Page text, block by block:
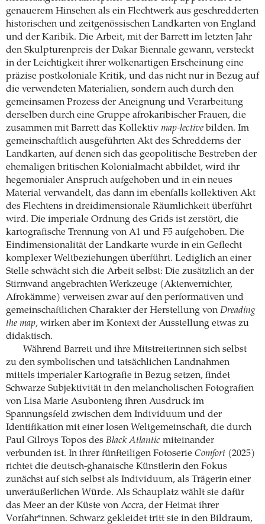
genauerem Hinsehen als ein Flechtwerk aus geschredderten
historischen und zeitgenössischen Landkarten von England
und der Karibik. Die Arbeit, mit der Barrett im letzten Jahr
den Skulpturenpreis der Dakar Biennale gewann, versteckt
in der Leichtigkeit ihrer wolkenartigen Erscheinung eine
präzise postkoloniale Kritik, und das nicht nur in Bezug auf
die verwendeten Materialien, sondern auch durch den
gemeinsamen Prozess der Aneignung und Verarbeitung
derselben durch eine Gruppe afrokaribischer Frauen, die
zusammen mit Barrett das Kollektiv map-lective bilden. Im
gemeinschaftlich ausgeführten Akt des Schredderns der
Landkarten, auf denen sich das geopolitische Bestreben der
ehemaligen britischen Kolonialmacht abbildet, wird ihr
hegemonialer Anspruch aufgehoben und in ein neues
Material verwandelt, das dann im ebenfalls kollektiven Akt
des Flechtens in dreidimensionale Räumlichkeit überführt
wird. Die imperiale Ordnung des Grids ist zerstört, die
kartografische Trennung von A1 und F5 aufgehoben. Die
Eindimensionalität der Landkarte wurde in ein Geflecht
komplexer Weltbeziehungen überführt. Lediglich an einer
Stelle schwächt sich die Arbeit selbst: Die zusätzlich an der
Stirnwand angebrachten Werkzeuge (Aktenvernichter,
Afrokämme) verweisen zwar auf den performativen und
gemeinschaftlichen Charakter der Herstellung von Dreading
the map, wirken aber im Kontext der Ausstellung etwas zu
didaktisch.
Während Barrett und ihre Mitstreiterinnen sich selbst
zu den symbolischen und tatsächlichen Landnahmen
mittels imperialer Kartografie in Bezug setzen, findet
Schwarze Subjektivität in den melancholischen Fotografien
von Lisa Marie Asubonteng ihren Ausdruck im
Spannungsfeld zwischen dem Individuum und der
Identifikation mit einer losen Weltgemeinschaft, die durch
Paul Gilroys Topos des Black Atlantic miteinander
verbunden ist. In ihrer fünfteiligen Fotoserie Comfort (2025)
richtet die deutsch-ghanaische Künstlerin den Fokus
zunächst auf sich selbst als Individuum, als Trägerin einer
unveräußerlichen Würde. Als Schauplatz wählt sie dafür
das Meer an der Küste von Accra, der Heimat ihrer
Vorfahr*innen. Schwarz gekleidet tritt sie in den Bildraum,